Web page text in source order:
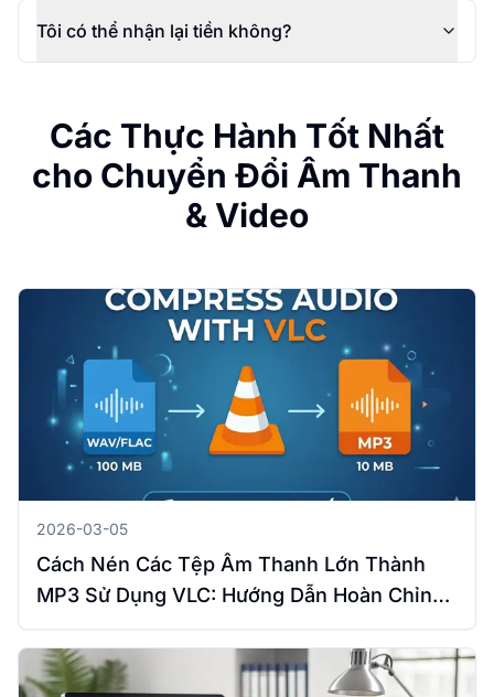
Tôi có thể nhận lại tiền không?
Các Thực Hành Tốt Nhất
cho Chuyển Đổi Âm Thanh
& Video
2026-03-05
Cách Nén Các Tệp Âm Thanh Lớn Thành
MP3 Sử Dụng VLC: Hướng Dẫn Hoàn Chỉnh
Cho Windows & Mac